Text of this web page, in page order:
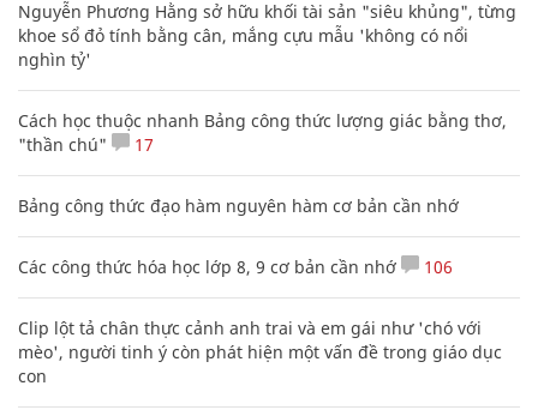
Nguyễn Phương Hằng sở hữu khối tài sản "siêu khủng", từng
khoe sổ đỏ tính bằng cân, mắng cựu mẫu 'không có nổi
nghìn tỷ'
Cách học thuộc nhanh Bảng công thức lượng giác bằng thơ,
"thần chú"
17
Bảng công thức đạo hàm nguyên hàm cơ bản cần nhớ
Các công thức hóa học lớp 8, 9 cơ bản cần nhớ 106
Clip lột tả chân thực cảnh anh trai và em gái như 'chó với
mèo', người tinh ý còn phát hiện một vấn đề trong giáo dục
con